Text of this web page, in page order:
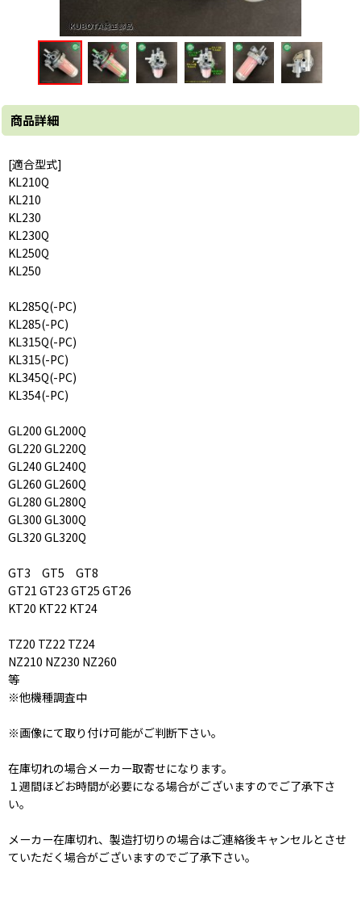
商品詳細
[適合型式]
KL210Q
KL210
KL230
KL230Q
KL250Q
KL250
KL285Q(-PC)
KL285(-PC)
KL315Q(-PC)
KL315(-PC)
KL345Q(-PC)
KL354(-PC)
GL200 GL200Q
GL220 GL220Q
GL240 GL240Q
GL260 GL260Q
GL280 GL280Q
GL300 GL300Q
GL320 GL320Q
GT3 GT5 GT8
GT21 GT23 GT25 GT26
KT20 KT22 KT24
TZ20 TZ22 TZ24
NZ210 NZ230 NZ260
等
※他機種調査中
※画像にて取り付け可能がご判断下さい。
在庫切れの場合メーカー取寄せになります。
１週間ほどお時間が必要になる場合がございますのでご了承下さ
い。
メーカー在庫切れ、製造打切りの場合はご連絡後キャンセルとさせ
ていただく場合がございますのでご了承下さい。